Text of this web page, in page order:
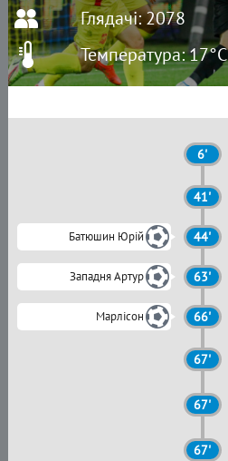
Глядачі: 2078
Температура: 17°C
6'
41'
Батюшин Юрій 44'
Западня Артур 63'
Марлісон 66'
67'
67'
67'